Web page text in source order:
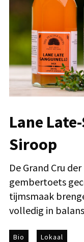
Lane
Siroop
De Grand Cru
gembertoets
tijmsmaak
volledig in
Bio Lokaal